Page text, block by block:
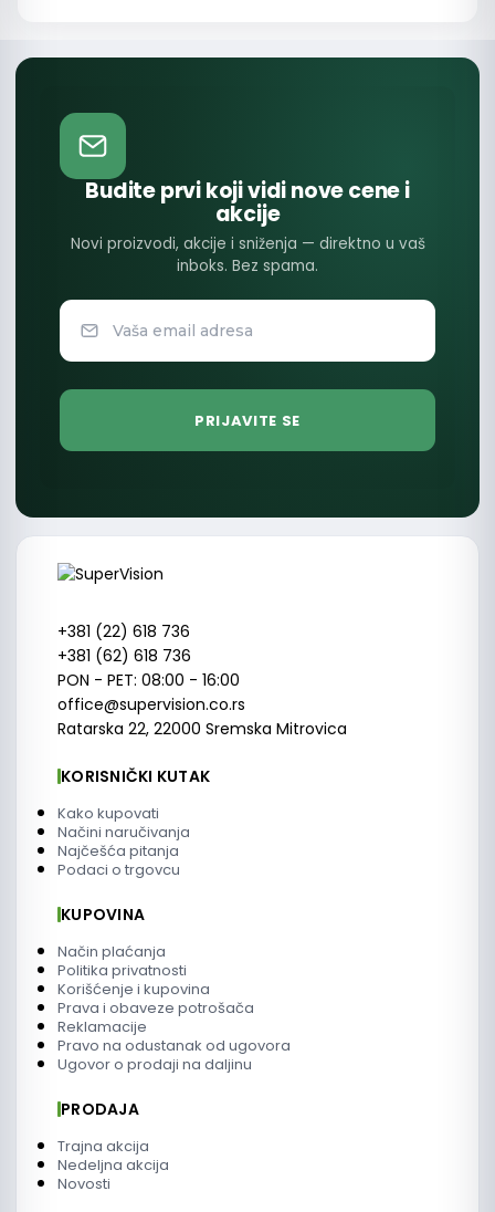
Budite prvi koji vidi nove cene i
akcije
Novi proizvodi, akcije i sniženja — direktno u vaš
inboks. Bez spama.
+381 (22) 618 736
+381 (62) 618 736
PON - PET: 08:00 - 16:00
office@supervision.co.rs
Ratarska 22, 22000 Sremska Mitrovica
KORISNIČKI KUTAK
Kako kupovati
Načini naručivanja
Najčešća pitanja
Podaci o trgovcu
KUPOVINA
Način plaćanja
Politika privatnosti
Korišćenje i kupovina
Prava i obaveze potrošača
Reklamacije
Pravo na odustanak od ugovora
Ugovor o prodaji na daljinu
PRODAJA
Trajna akcija
Nedeljna akcija
Novosti